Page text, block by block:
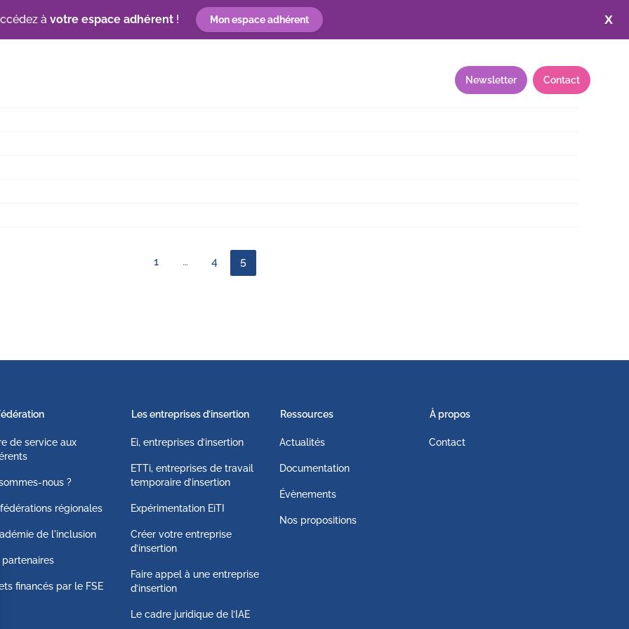
X
à votre espace adhérent! Mon espace adhérent
Newsletter Contact
1 … 4 5
de service aux
nous ?
fédérations régionales
de l'inclusion
partenaires
financés par le FSE
Les entreprises d’insertion
Ei, entreprises d’insertion
ETTi, entreprises de travail
temporaire d’insertion
Expérimentation EiTI
Créer votre entreprise
d’insertion
Faire appel à une entreprise
d’insertion
Le cadre juridique de l’IAE
Ressources
Actualités
Documentation
Évènements
Nos propositions
À propos
Contact